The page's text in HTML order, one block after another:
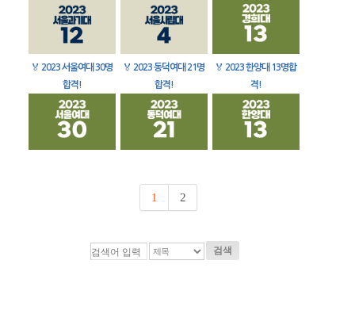
🏅 2023 서울여대 30명
합격!
🏅 2023 동덕여대 21명
합격!
🏅 2023 한양대 13명합
격!
1 2
검색